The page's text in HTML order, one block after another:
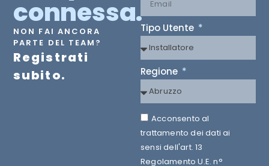
connessa.
NON FAI ANCORA
PARTE DEL TEAM?
Registrati
subito.
Tipo Utente
Regione
Acconsento al
trattamento dei dati ai
sensi dell'art. 13
Regolamento U.E. n°